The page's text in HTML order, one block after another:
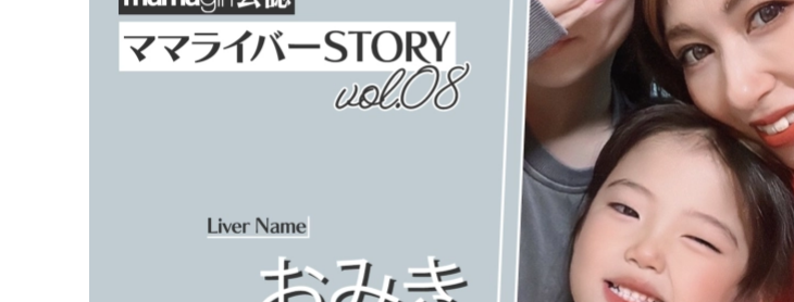
「もう行列に並ばない！」ミスドのモ
バイルオーダー完全ガイド｜支払い方
法から受け取り方までネットオーダー
を徹底解説